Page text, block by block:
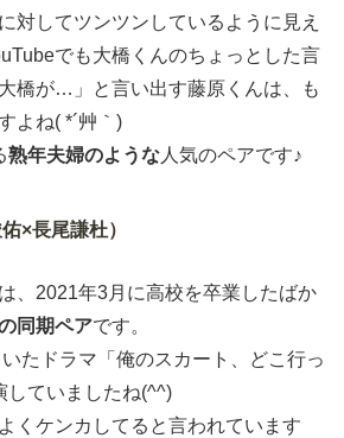
対してツンツンしているように見え
でも大橋くんのちょっとした言
橋が…」と言い出す藤原くんは、も
よね( *´艸｀)
熟年夫婦のような 人気のペアです♪
×長尾謙杜）
、2021年3月に高校を卒業したばか
同期ペアです。
たドラマ「俺のスカート、どこ行っ
していましたね(^^)
くケンカしてると言われています